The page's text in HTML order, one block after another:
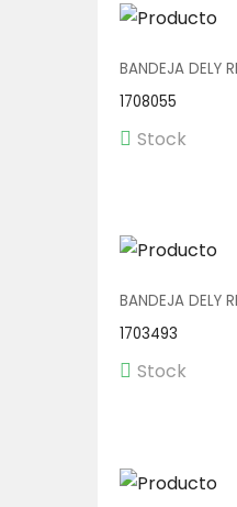
BANDEJA DELY
1708055
Stock
BANDEJA DELY
1703493
Stock